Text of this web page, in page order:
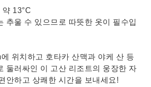
13°C
추울 수 있으므로 따뜻한 옷이 필수입
위치하고 호타카 산맥과 야케 산 등
둘러싸인 이 고산 리조트의 웅장한 자
안하고 상쾌한 시간을 보내세요!